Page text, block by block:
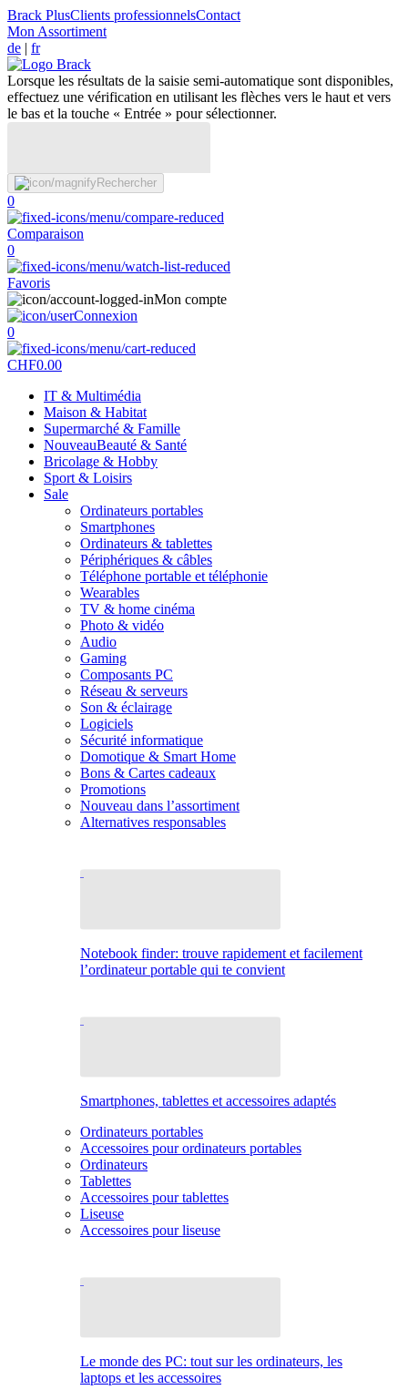
Brack PlusClients professionnelsContact
Mon Assortiment
de | fr
Lorsque les résultats de la saisie semi-automatique sont disponibles,
effectuez une vérification en utilisant les flèches vers le haut et vers
le bas et la touche « Entrée » pour sélectionner.
Rechercher
0
Comparaison
0
Favoris
Mon compte
Connexion
0
CHF0.00
IT & Multimédia
Maison & Habitat
Supermarché & Famille
NouveauBeauté & Santé
Bricolage & Hobby
Sport & Loisirs
Sale
Ordinateurs portables
Smartphones
Ordinateurs & tablettes
Périphériques & câbles
Téléphone portable et téléphonie
Wearables
TV & home cinéma
Photo & vidéo
Audio
Gaming
Composants PC
Réseau & serveurs
Son & éclairage
Logiciels
Sécurité informatique
Domotique & Smart Home
Bons & Cartes cadeaux
Promotions
Nouveau dans l’assortiment
Alternatives responsables
Notebook finder: trouve rapidement et facilement
l’ordinateur portable qui te convient
Smartphones, tablettes et accessoires adaptés
Ordinateurs portables
Accessoires pour ordinateurs portables
Ordinateurs
Tablettes
Accessoires pour tablettes
Liseuse
Accessoires pour liseuse
Le monde des PC: tout sur les ordinateurs, les
laptops et les accessoires